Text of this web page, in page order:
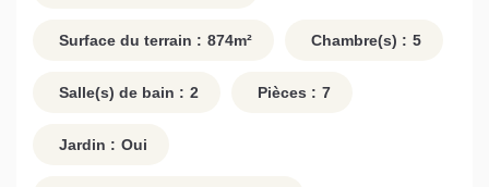
Surface du terrain : 874m² Chambre(s) : 5
Salle(s) de bain : 2 Pièces : 7
Jardin : Oui